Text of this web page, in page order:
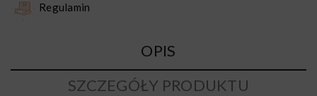
Regulamin
OPIS
SZCZEGÓŁY PRODUKTU